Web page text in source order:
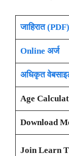
जाहिरात (PDF)
Online अर्ज
अधिकृत
Age
Download
Join Learn